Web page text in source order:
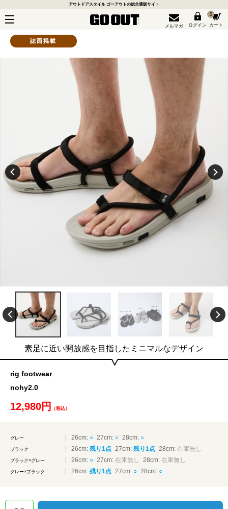
アウトドアスタイル ゴーアウトの総合通販サイト
メルマガ ログイン
0
カート
誌面掲載
素足に近い開放感を目指したミニマルなデザイン
rig footwear
nohy2.0
12,980円 （税込）
グレー 26cm: ○ 27cm: ○ 28cm: ○
ブラック 26cm: 残り1点 27cm: 残り1点 28cm: 在庫無し
ブラック×グレー 26cm: ○ 27cm: 在庫無し 28cm: 在庫無し
グレー×ブラック 26cm: 残り1点 27cm: ○ 28cm: ○